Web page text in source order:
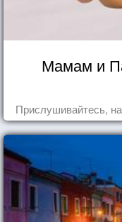
Мамам и
Прислушивайтесь,